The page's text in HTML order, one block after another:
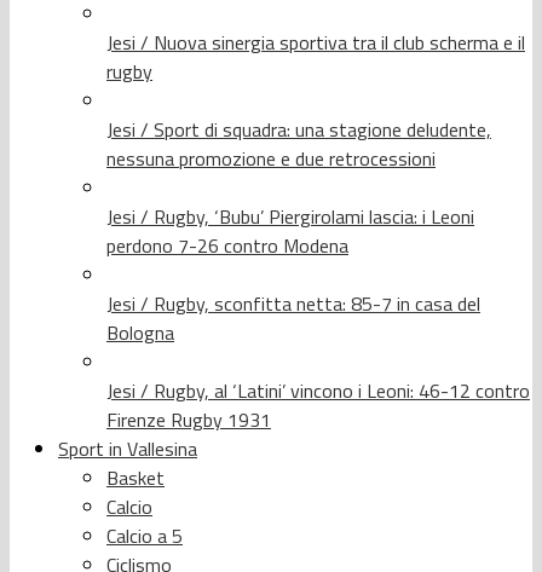
Jesi / Nuova sinergia sportiva tra il club scherma e il
rugby
Jesi / Sport di squadra: una stagione deludente,
nessuna promozione e due retrocessioni
Jesi / Rugby, ‘Bubu’ Piergirolami lascia: i Leoni
perdono 7-26 contro Modena
Jesi / Rugby, sconfitta netta: 85-7 in casa del
Bologna
Jesi / Rugby, al ‘Latini’ vincono i Leoni: 46-12 contro
Firenze Rugby 1931
Sport in Vallesina
Basket
Calcio
Calcio a 5
Ciclismo